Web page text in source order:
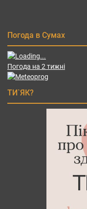
Погода в Сумах
Погода на 2 тижні
ТИ`ЯК?